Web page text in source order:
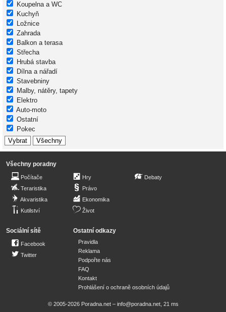
Koupelna a WC
Kuchyň
Ložnice
Zahrada
Balkon a terasa
Střecha
Hrubá stavba
Dílna a nářadí
Stavebniny
Malby, nátěry, tapety
Elektro
Auto-moto
Ostatní
Pokec
Všechny poradny
Počítače
Teraristika
Akvaristika
Kutilství
Hry
Právo
Ekonomika
Život
Debaty
Sociální sítě
Facebook
Twitter
Ostatní odkazy
Pravidla
Reklama
Podpořte nás
FAQ
Kontakt
Prohlášení o ochraně osobních údajů
© 2005-2026 Poradna.net – info@poradna.net, 21 ms